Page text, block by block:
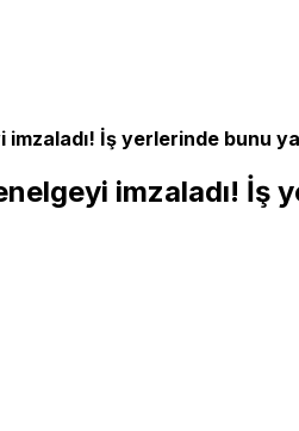
imzaladı! İş yerlerinde bunu
imzaladı!